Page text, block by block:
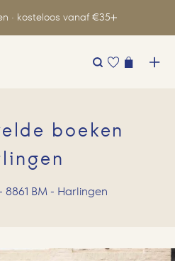
· kosteloos vanaf €35
boeken
BM - Harlingen